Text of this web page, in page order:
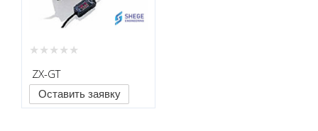
ZX-GT
Оставить заявку